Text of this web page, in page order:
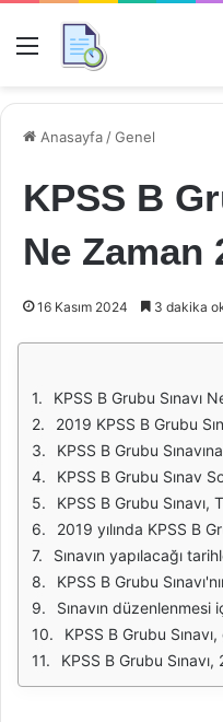
Menü
Anasayfa /Genel
KPSS B
Ne Zaman
16 Kasım 2024 3 dakika
KPSS B Grubu Sınavı
2019 KPSS B Grubu
KPSS B Grubu
KPSS B Grubu Sınav
KPSS B Grubu Sınavı, Türkiye'de kamu kurum ve kuruluşlarında çalışmak isteyen adayların girdiği önemli bir sınavdır. 2019 yılında gerçekleştirilen KPSS B Grubu Sınavı, pek çok aday için
2019 yılında KPSS B Grubu Sınavı, belirli tarihlerde düzenlenmiştir. Sınav tarihleri, ÖSYM tarafından ilan edilen takvimle belirlenmektedir. Adaylar, bu tarihlere göre
Sınavın yapılacağı tarihler belirlendikten sonra, adaylar için başvuru süreci başlamaktadır. 2019 yılında KPSS B Grubu için başvurular, ÖSYM’nin resmi internet sitesi
KPSS B Grubu Sınavı'nın 2019 takviminde önemli tarihler arasında sınav tarihi, başvuru tarihleri ve sonuç açıklama tarihleri yer almaktadır. Sınav sonuçları, adayların kariyer
Sınavın düzenlenmesi için gerekli olan her aşama, ÖSYM tarafından titizlikle yürütülmektedir. Sınav günü, adayların sınav merkezlerine zamanında ulaşmaları ve gerekli
KPSS B Grubu Sınavı, genel olarak eğitim durumu ve iş tecrübesine bakılmaksızın, kamu sektöründe çalışmak isteyen herkesin katılabileceği bir
KPSS B Grubu Sınavı, 2019 yılında düzenlenen önemli bir sınavdır. Adaylar için bu sınav, kariyer planlamalarında belirleyici bir unsur olmuştur. Sınav